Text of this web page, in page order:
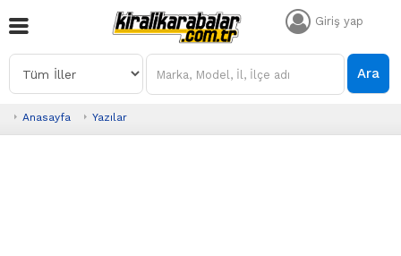
Giriş yap
Ara
Anasayfa Yazılar